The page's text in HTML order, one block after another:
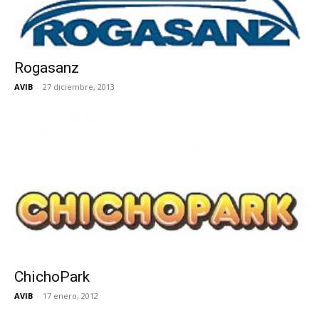
Rogasanz
AVIB - 27 diciembre, 2013
ChichoPark
AVIB - 17 enero, 2012